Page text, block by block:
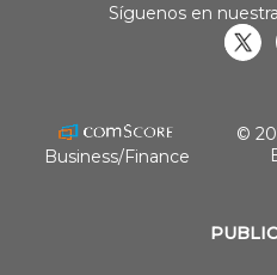
Síguenos en
Business/Finance
©